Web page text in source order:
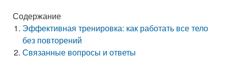
Содержание
Эффективная тренировка: как работать все тело
без повторений
Связанные вопросы и ответы